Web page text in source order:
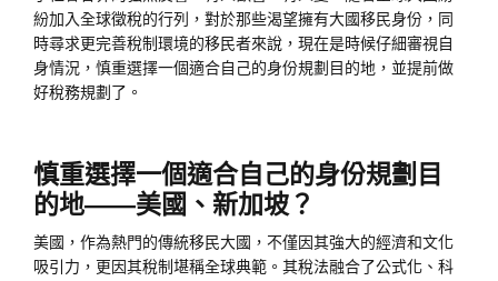
紛加入全球徵稅的行列，對於那些渴望擁有大國移民身份，同
時尋求更完善稅制環境的移民者來說，現在是時候仔細審視自
身情況，慎重選擇一個適合自己的身份規劃目的地，並提前做
好稅務規劃了。
慎重選擇一個適合自己的身份規劃目
的地——美國、新加坡？
美國，作為熱門的傳統移民大國，不僅因其強大的經濟和文化
吸引力，更因其稅制堪稱全球典範。其稅法融合了公式化、科